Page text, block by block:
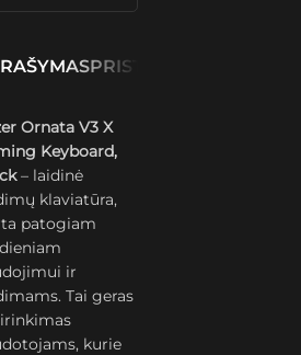
PRISTATYMAS IR
Ornata V3 X
Keyboard,
– laidinė
klaviatūra,
patogiam
ir
Tai geras
kurie